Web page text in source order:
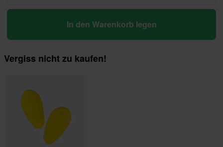
In den Warenkorb legen
Vergiss nicht zu kaufen!